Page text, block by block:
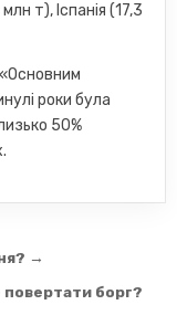
т), Іспанія (17,3
роки була
50%
→
борг?